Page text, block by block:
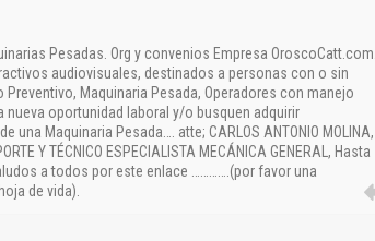
Pesadas. Org y convenios Empresa OroscoCatt.com…
audiovisuales, destinados a personas con o sin
Maquinaria Pesada, Operadores con manejo
oportunidad laboral y/o busquen adquirir
Maquinaria Pesada…. atte; CARLOS ANTONIO MOLINA,
Y TÉCNICO ESPECIALISTA MECÁNICA GENERAL, Hasta
a todos por este enlace ………….(por favor una
de vida).